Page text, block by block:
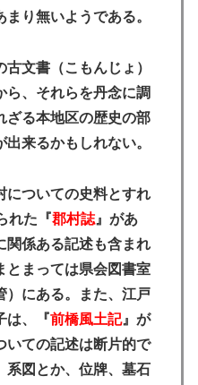
り無いようである。
文書（こもんじょ）
ら、それらを丹念に調
ざる本地区の歴史の部
来るかもしれない。
についての史料とすれ
れた『郡村誌 』があ
関係ある記述も含まれ
とまっては県会図書室
）にある。また、江戸
は、『前橋風土記』が
いての記述は断片的で
系図とか、位牌、墓石